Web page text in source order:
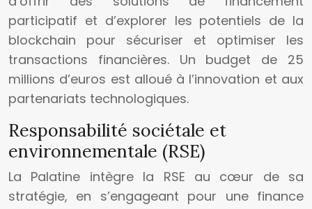
participatif et d’explorer les potentiels de la
blockchain pour sécuriser et optimiser les
transactions financières. Un budget de 25
millions d’euros est alloué à l’innovation et aux
partenariats technologiques.
Responsabilité sociétale et
environnementale (RSE)
La Palatine intègre la RSE au cœur de sa
stratégie, en s’engageant pour une finance